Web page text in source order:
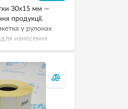
30х15 мм —
продукції.
у рулонах
для нанесення